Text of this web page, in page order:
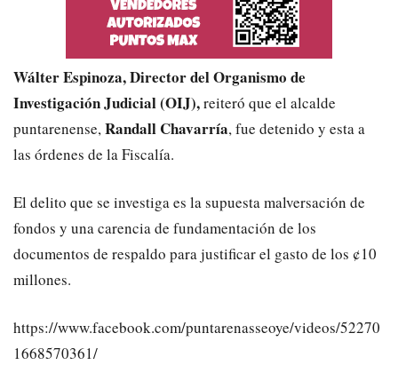
Wálter Espinoza, Director del Organismo de
Investigación Judicial (OIJ),reiteró que el alcalde
puntarenense,Randall Chavarría, fue detenido y esta a
las órdenes de la Fiscalía.
El delito que se investiga es la supuesta malversación de
fondos y una carencia de fundamentación de los
documentos de respaldo para justificar el gasto de los ¢10
millones.
https://www.facebook.com/puntarenasseoye/videos/52270
1668570361/